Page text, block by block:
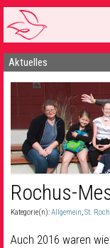
Startseite
1 Pfarrei
16 Gemeinden &
Gottesdienste &
Gemeinschaft &
Musik& Kultur
Aktuelles
Rochus-
Kategorie(n):Allgemein,St.
Auch 2016 waren